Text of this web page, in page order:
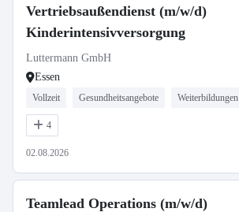
Vertriebsaußendienst (m/w/d)
Kinderintensivversorgung
Luttermann GmbH
Essen
Vollzeit Gesundheitsangebote Weiterbildungen
4
02.08.2026
Teamlead Operations (m/w/d)